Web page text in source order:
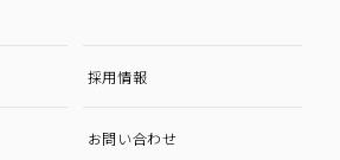
採用情報
お問い合わせ